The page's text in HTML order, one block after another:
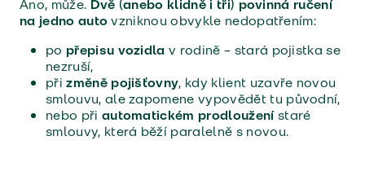
Ano, může. Dvě (anebo klidně i tři) povinná ručení
na jedno auto vzniknou obvykle nedopatřením:
po přepisu vozidlav rodině – stará pojistka se
nezruší,
přizměně pojišťovny, kdy klient uzavře novou
smlouvu, ale zapomene vypovědět tu původní,
nebo při automatickém prodlouženístaré
smlouvy, která běží paralelně s novou.